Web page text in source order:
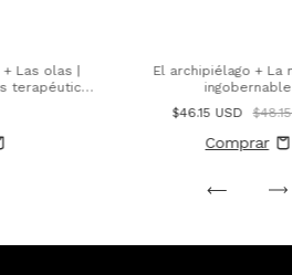
Las olas |
terapéuticas
El archipiélago + La
ingobernable
$46.15 USD